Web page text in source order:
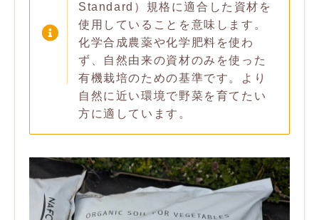
Standard）規格に適合した資材を
使用していることを意味します。
化学合成農薬や化学肥料を使わ
ず、自然由来の資材のみを使った
有機栽培のための基準です。より
自然に近い環境で野菜を育てたい
方に適しています。